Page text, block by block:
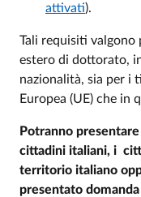
attivati).
Tali requisiti
estero di dottorato,
nazionalità, sia per i
Europea (UE) che in
Potranno
cittadini italiani, i
territorio italiano
presentato